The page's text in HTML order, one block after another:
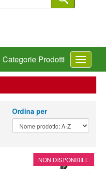
Categorie Prodotti Toggle
Ordina per
NON DISPONIBILE